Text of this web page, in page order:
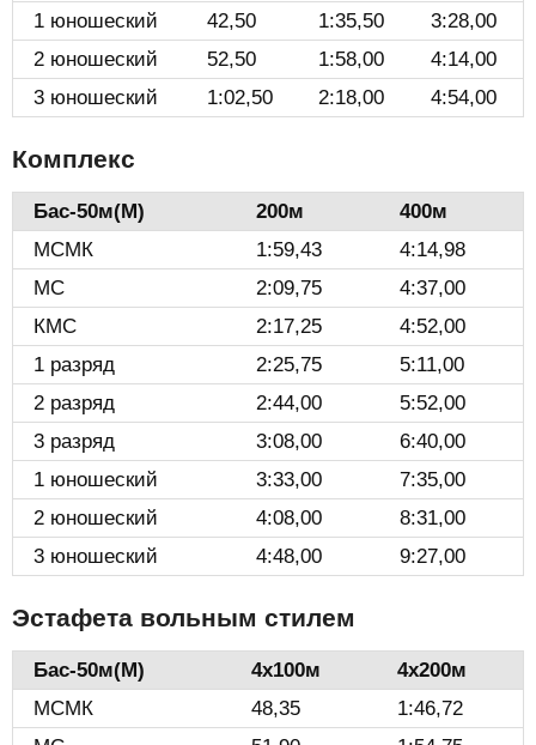
1 юношеский
42,50 1:35,50
3:28,00
2 юношеский
52,50 1:58,00
4:14,00
3 юношеский
1:02,50 2:18,00 4:54,00
Комплекс
Бас-50м(М)️ 200м
400м
МСМК
1:59,43
4:14,98
МС
2:09,75
4:37,00
КМС
2:17,25
4:52,00
1 разряд
2:25,75
5:11,00
2 разряд
2:44,00
5:52,00
3 разряд
3:08,00
6:40,00
1 юношеский
3:33,00
7:35,00
2 юношеский
4:08,00
8:31,00
3 юношеский
4:48,00 9:27,00
Эстафета вольным стилем
Бас-50м(М)️ 4х100м
4х200м
МСМК
48,35
1:46,72